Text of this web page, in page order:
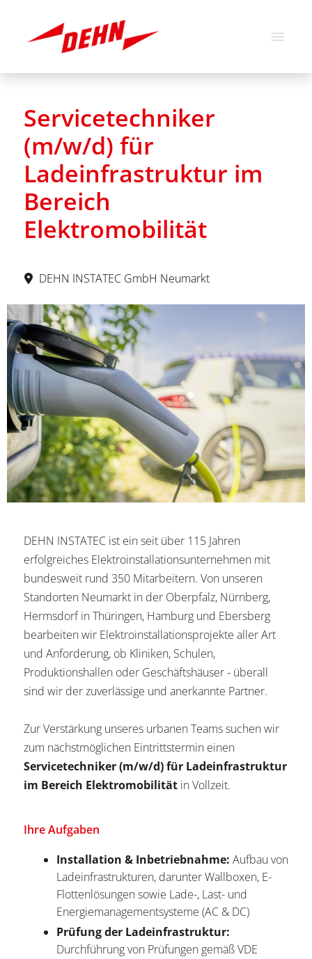
Stellenangebote
Über uns
Unsere Werte
Servicetechniker
(m/w/d) für
Ladeinfrastruktur im
Bereich
Elektromobilität
DEHN INSTATEC GmbH Neumarkt
DEHN INSTATEC ist ein seit über 115 Jahren
erfolgreiches Elektroinstallationsunternehmen mit
bundesweit rund 350 Mitarbeitern. Von unseren
Standorten Neumarkt in der Oberpfalz, Nürnberg,
Hermsdorf in Thüringen, Hamburg und Ebersberg
bearbeiten wir Elektroinstallationsprojekte aller Art
und Anforderung, ob Kliniken, Schulen,
Produktionshallen oder Geschäftshäuser - überall
sind wir der zuverlässige und anerkannte Partner.
Zur Verstärkung unseres urbanen Teams suchen wir
zum nächstmöglichen Eintrittstermin einen
Servicetechniker (m/w/d) für Ladeinfrastruktur
im Bereich Elektromobilität in Vollzeit.
Ihre Aufgaben
Installation & Inbetriebnahme: Aufbau von
Ladeinfrastrukturen, darunter Wallboxen, E-
Flottenlösungen sowie Lade-, Last- und
Energiemanagementsysteme (AC & DC)
Prüfung der Ladeinfrastruktur:
Durchführung von Prüfungen gemäß VDE